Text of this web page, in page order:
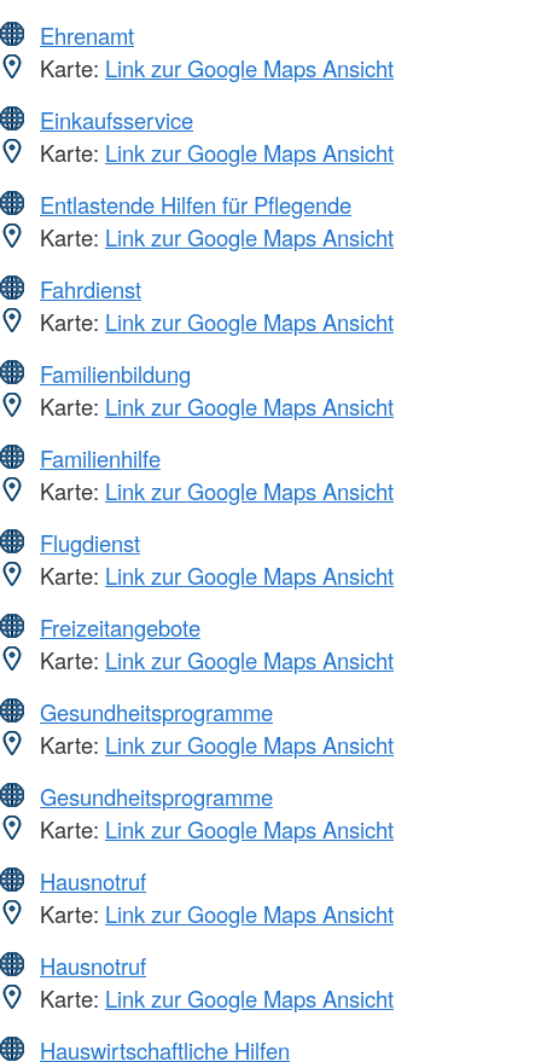
Ehrenamt
Karte: Link zur Google Maps Ansicht
Einkaufsservice
Karte: Link zur Google Maps Ansicht
Entlastende Hilfen für Pflegende
Karte: Link zur Google Maps Ansicht
Fahrdienst
Karte: Link zur Google Maps Ansicht
Familienbildung
Karte: Link zur Google Maps Ansicht
Familienhilfe
Karte: Link zur Google Maps Ansicht
Flugdienst
Karte: Link zur Google Maps Ansicht
Freizeitangebote
Karte: Link zur Google Maps Ansicht
Gesundheitsprogramme
Karte: Link zur Google Maps Ansicht
Gesundheitsprogramme
Karte: Link zur Google Maps Ansicht
Hausnotruf
Karte: Link zur Google Maps Ansicht
Hausnotruf
Karte: Link zur Google Maps Ansicht
Hauswirtschaftliche Hilfen